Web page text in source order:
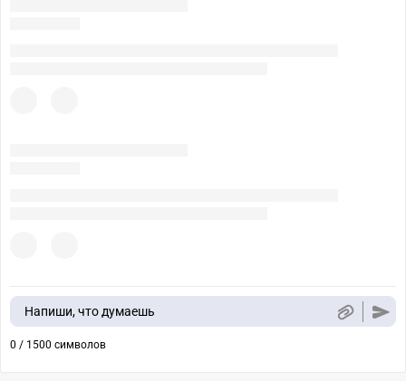
Напиши, что думаешь
0 / 1500 символов